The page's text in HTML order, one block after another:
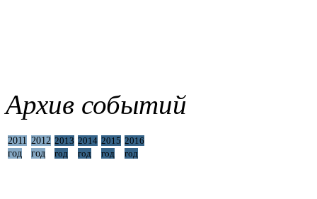
Архив событий
2011
год
2012
год
2013
год
2014
год
2015
год
2016
год